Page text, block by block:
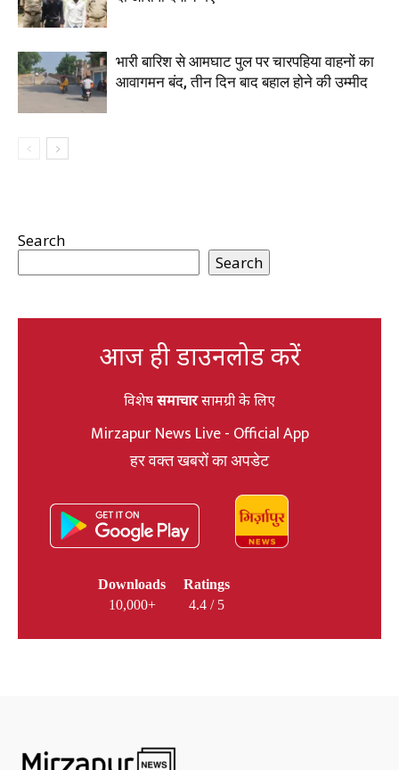
भारी बारिश से आमघाट पुल पर चारपहिया वाहनों का
आवागमन बंद, तीन दिन बाद बहाल होने की उम्मीद
Search
Search
आज ही डाउनलोड करें
विशेषसमाचारसामग्री के लिए
Mirzapur News Live - Official App
हर वक्त खबरों का अपडेट
Downloads
10,000+
Ratings
4.4 / 5